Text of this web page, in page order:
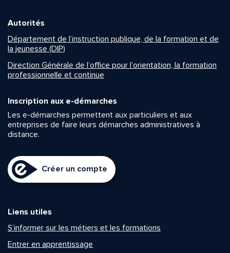
Autorités
Département de l’instruction publique, de la formation et de
la jeunesse (DIP)
Direction Générale de l’office pour l’orientation, la formation
professionnelle et continue
Inscription aux e-démarches
Les e-démarches permettent aux particuliers et aux
entreprises de faire leurs démarches administratives à
distance.
Créer un compte
Liens utiles
S’informer sur les métiers et les formations
Entrer en apprentissage